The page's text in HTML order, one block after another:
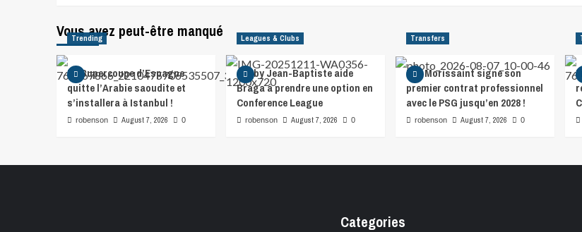
Vous avez peut-être manqué
Trending
La Supercoupe d’Espagne
quitte l’Arabie saoudite et
s’installera à Istanbul !
robenson August 7, 2026 0
Leagues & Clubs
Gorby Jean-Baptiste aide
Braga à prendre une option en
Conference League
robenson August 7, 2026 0
Transfers
Léa Morissaint signe son
premier contrat professionnel
avec le PSG jusqu’en 2028 !
robenson August 7, 2026 0
Categories